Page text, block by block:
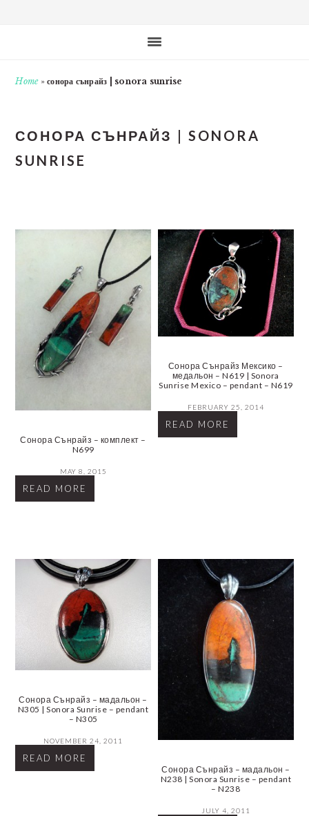
Home»сонора сънрайз | sonora sunrise
СОНОРА СЪНРАЙЗ | SONORA
SUNRISE
Сонора Сънрайз – комплект –
N699
MAY 8, 2015
READ MORE
Сонора Сънрайз Мексико –
медальон – N619 | Sonora
Sunrise Mexico – pendant – N619
FEBRUARY 25, 2014
READ MORE
Сонора Сънрайз – мадальон –
N305 | Sonora Sunrise – pendant
– N305
NOVEMBER 24, 2011
READ MORE
Сонора Сънрайз – мадальон –
N238 | Sonora Sunrise – pendant
– N238
JULY 4, 2011